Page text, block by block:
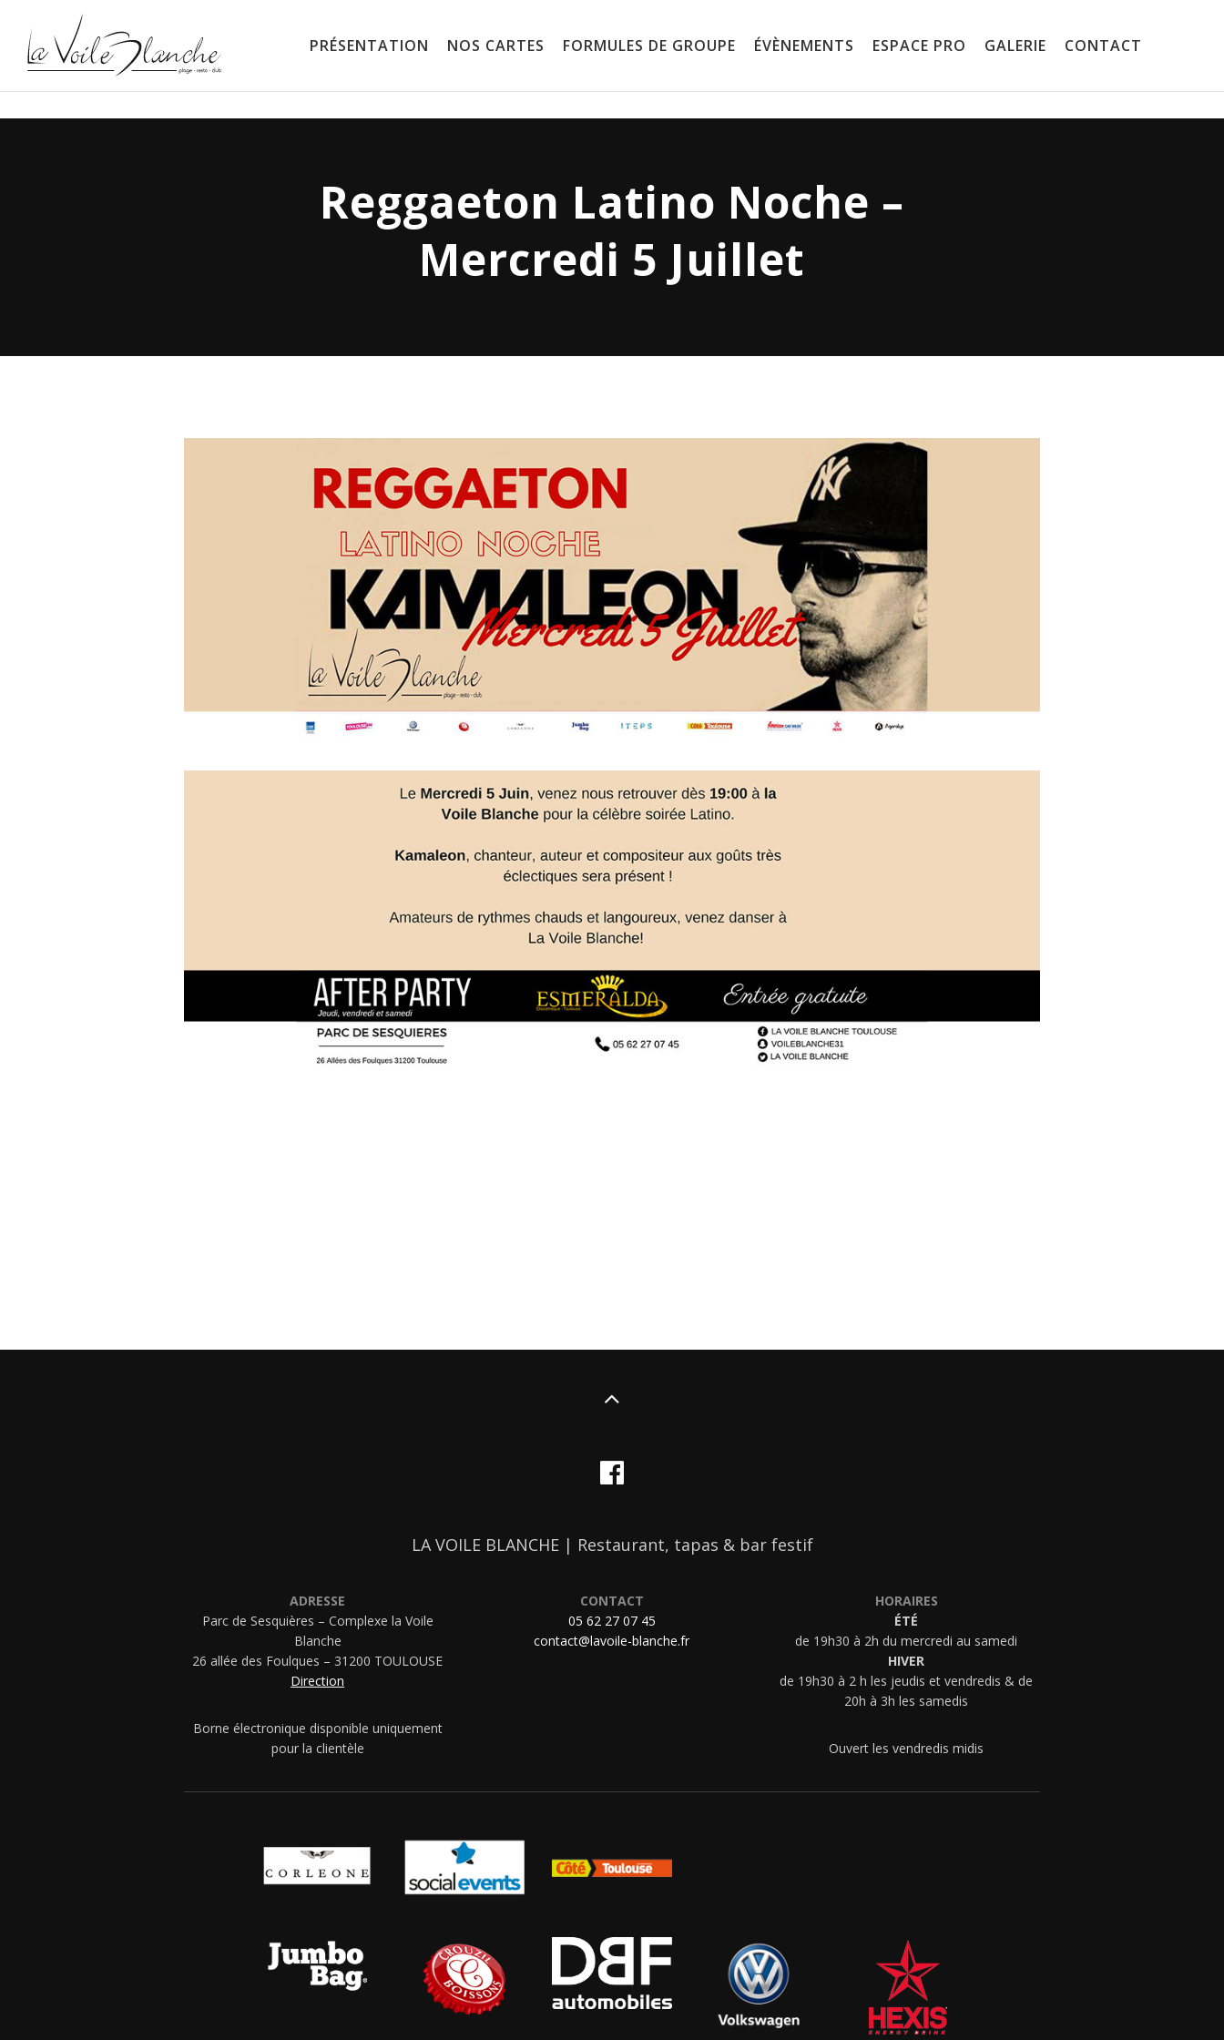
La Voile Blanche
PRÉSENTATION NOS CARTES FORMULES DE GROUPE ÉVÈNEMENTS ESPACE PRO GALERIE CONTACT
Reggaeton Latino Noche –
Mercredi 5 Juillet
LA VOILE BLANCHE | Restaurant, tapas & bar festif
ADRESSE
Parc de Sesquières – Complexe la Voile
Blanche
26 allée des Foulques – 31200 TOULOUSE
Direction
Borne électronique disponible uniquement
pour la clientèle
CONTACT
05 62 27 07 45
contact@lavoile-blanche.fr
HORAIRES
ÉTÉ
de 19h30 à 2h du mercredi au samedi
HIVER
de 19h30 à 2 h les jeudis et vendredis & de
20h à 3h les samedis
Ouvert les vendredis midis